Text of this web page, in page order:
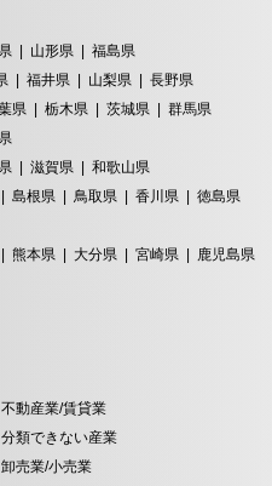
山形県
福島県
福井県 山梨県
長野県
県 栃木県 茨城県
群馬県
滋賀県
和歌山県
島根県 鳥取県 香川県
徳島県
熊本県 大分県 宮崎県
鹿児島県
不動産業/賃貸業
分類できない産業
卸売業/小売業